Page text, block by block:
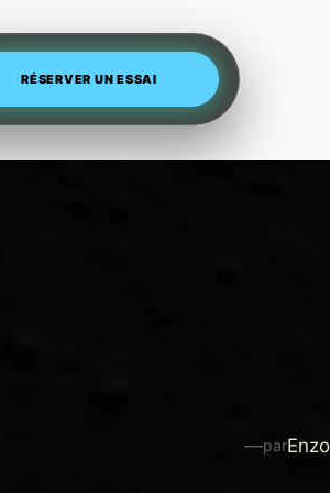
RÉSERVER UN ESSAI
—parEnzo